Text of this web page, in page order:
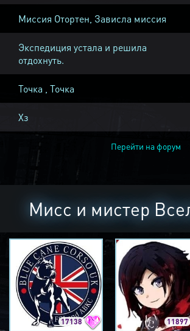
Миссия Отортен, Зависла миссия
Экспедиция устала и решила
отдохнуть.
Точка , Точка
Хз
Перейти на форум
Мисс и мистер
17138 11897